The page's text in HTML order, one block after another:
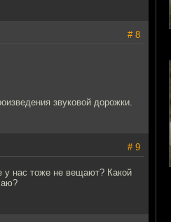
# 8
звуковой дорожки.
# 9
у нас тоже не вещают? Какой